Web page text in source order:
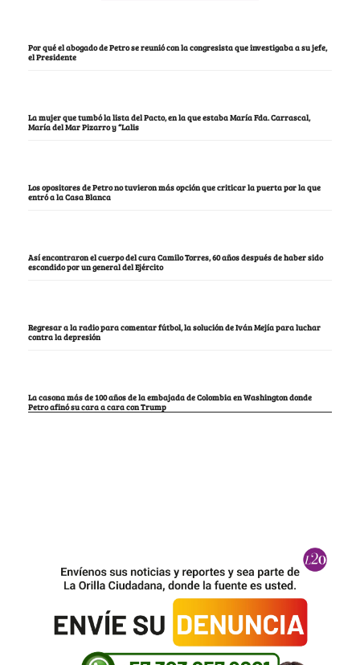
Por qué el abogado de Petro se reunió con la congresista que investigaba a su jefe,
el Presidente
La mujer que tumbó la lista del Pacto, en la que estaba María Fda. Carrascal,
María del Mar Pizarro y “Lalis
Los opositores de Petro no tuvieron más opción que criticar la puerta por la que
entró a la Casa Blanca
Así encontraron el cuerpo del cura Camilo Torres, 60 años después de haber sido
escondido por un general del Ejército
Regresar a la radio para comentar fútbol, la solución de Iván Mejía para luchar
contra la depresión
La casona más de 100 años de la embajada de Colombia en Washington donde
Petro afinó su cara a cara con Trump